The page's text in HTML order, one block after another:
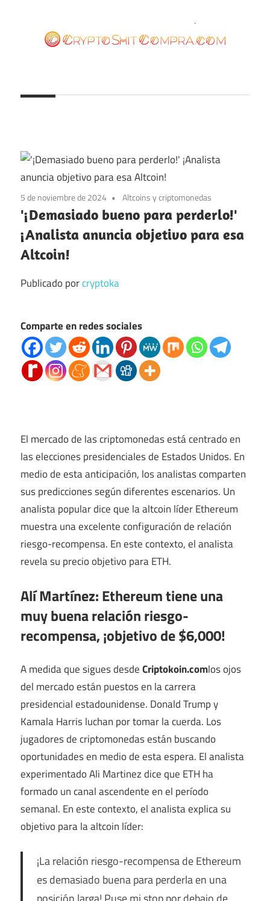
contenido
5 de noviembre de 2024 Altcoins y criptomonedas
'¡Demasiado bueno para perderlo!'
¡Analista anuncia objetivo para esa
Altcoin!
Publicado porcryptoka
Comparte en redes sociales
El mercado de las criptomonedas está centrado en
las elecciones presidenciales de Estados Unidos. En
medio de esta anticipación, los analistas comparten
sus predicciones según diferentes escenarios. Un
analista popular dice que la altcoin líder Ethereum
muestra una excelente configuración de relación
riesgo-recompensa. En este contexto, el analista
revela su precio objetivo para ETH.
Alí Martínez:Ethereum tiene una
muy buena relación riesgo-
recompensa, ¡objetivo de $6,000!
A medida que sigues desdeCriptokoin.comlos ojos
del mercado están puestos en la carrera
presidencial estadounidense. Donald Trump y
Kamala Harris luchan por tomar la cuerda. Los
jugadores de criptomonedas están buscando
oportunidades en medio de esta espera. El analista
experimentado Ali Martinez dice que ETH ha
formado un canal ascendente en el período
semanal. En este contexto, el analista explica su
objetivo para la altcoin líder:
¡La relación riesgo-recompensa de Ethereum
es demasiado buena para perderla en una